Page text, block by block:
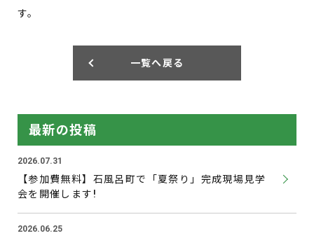
す。
一覧へ戻る
最新の投稿
2026.07.31
【参加費無料】石風呂町で「夏祭り」完成現場見学
会を開催します!
2026.06.25